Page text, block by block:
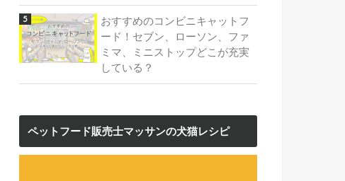
おすすめのコンビニキャットフ
ード！セブン、ローソン、ファ
ミマ、ミニストップどこが充実
している？
ペットフード販売士マッサンの犬猫レシピ